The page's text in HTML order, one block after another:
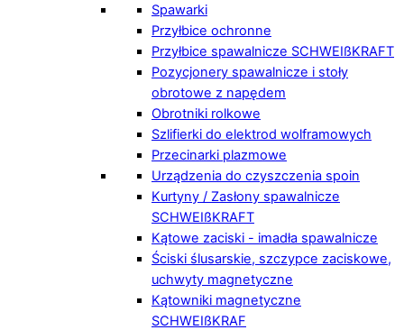
Spawarki
Przyłbice ochronne
Przyłbice spawalnicze SCHWEIßKRAFT
Pozycjonery spawalnicze i stoły
obrotowe z napędem
Obrotniki rolkowe
Szlifierki do elektrod wolframowych
Przecinarki plazmowe
Urządzenia do czyszczenia spoin
Kurtyny / Zasłony spawalnicze
SCHWEIßKRAFT
Kątowe zaciski - imadła spawalnicze
Ściski ślusarskie, szczypce zaciskowe,
uchwyty magnetyczne
Kątowniki magnetyczne
SCHWEIßKRAF